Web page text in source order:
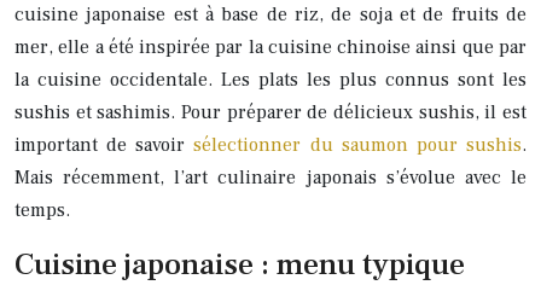
cuisine japonaise est à base de riz, de soja et de fruits de
mer, elle a été inspirée par la cuisine chinoise ainsi que par
la cuisine occidentale. Les plats les plus connus sont les
sushis et sashimis. Pour préparer de délicieux sushis, il est
important de savoirsélectionner du saumon pour sushis.
Mais récemment, l’art culinaire japonais s’évolue avec le
temps.
Cuisine japonaise : menu typique